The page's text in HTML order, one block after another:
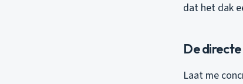
dat het dak
De
Laat me